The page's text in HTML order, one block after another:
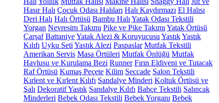
Hasır Halı Çocuk Odası Halıları Halı Kaydırmazı El Halısı
Deri Halı Halı Örtüsü Bambu Halı Yatak Odası Tekstili
Yorgan Nevresim Takımı Pike ve Pike Takımı Yatak Örtüsü
Çarşaf BattaniyeYatak Alezi & Koruyucusu YastıkYastık
Kılıfı Uyku Seti Yastık Alezi Paspaslar Mutfak Tekstili
Amerikan Servis Masa Örtüleri Mutfak Önlüğü Mutfak
Havlusu ve Kurulama Bezi Runner Fırın Eldiveni ve Tutacak
Raf Örtüsü Kumaş Peçete Kilim Seccade Salon Tekstili
Kırlent ve Kırlent Kılıfı Sandalye Minderi Koltuk Örtüsü ve
Şalı Dekoratif Yastık Sandalye Kılıfı Bahçe Tekstili Salıncak
Minderleri Bebek Odası Tekstili Bebek Yorganı Bebek